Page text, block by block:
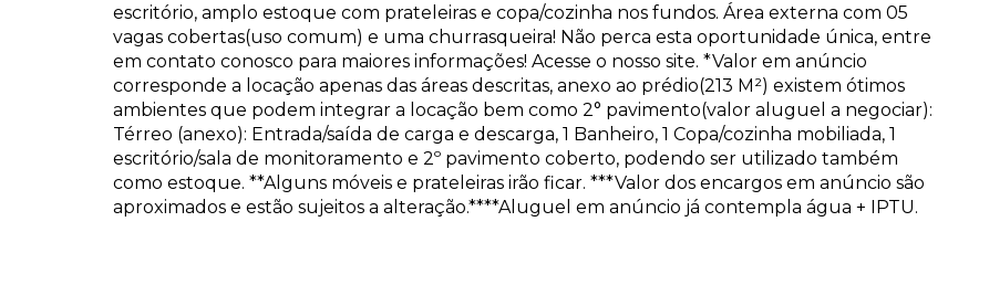
escritório, amplo estoque com prateleiras e copa/cozinha nos fundos. Área externa com 05
vagas cobertas(uso comum) e uma churrasqueira! Não perca esta oportunidade única, entre
em contato conosco para maiores informações! Acesse o nosso site. *Valor em anúncio
corresponde a locação apenas das áreas descritas, anexo ao prédio(213 M²) existem ótimos
ambientes que podem integrar a locação bem como 2° pavimento(valor aluguel a negociar):
Térreo (anexo): Entrada/saída de carga e descarga, 1 Banheiro, 1 Copa/cozinha mobiliada, 1
escritório/sala de monitoramento e 2º pavimento coberto, podendo ser utilizado também
como estoque. **Alguns móveis e prateleiras irão ficar. ***Valor dos encargos em anúncio são
aproximados e estão sujeitos a alteração.****Aluguel em anúncio já contempla água + IPTU.